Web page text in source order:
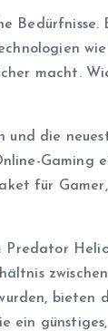
Bedürfnisse.
macht.
die
Gaming
für
bieten
ein